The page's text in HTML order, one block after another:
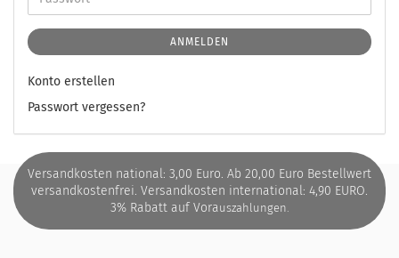
ANMELDEN
Konto erstellen
Passwort vergessen?
Versandkosten national: 3,00 Euro. Ab 20,00 Euro Bestellwert
versandkostenfrei. Versandkosten international: 4,90 EURO.
3% Rabatt auf Vorauszahlungen.